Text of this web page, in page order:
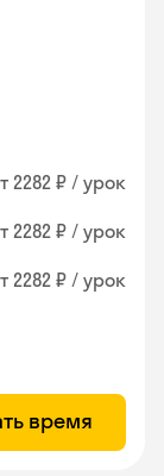
2282 ₽ / урок
2282 ₽ / урок
2282 ₽ / урок
время